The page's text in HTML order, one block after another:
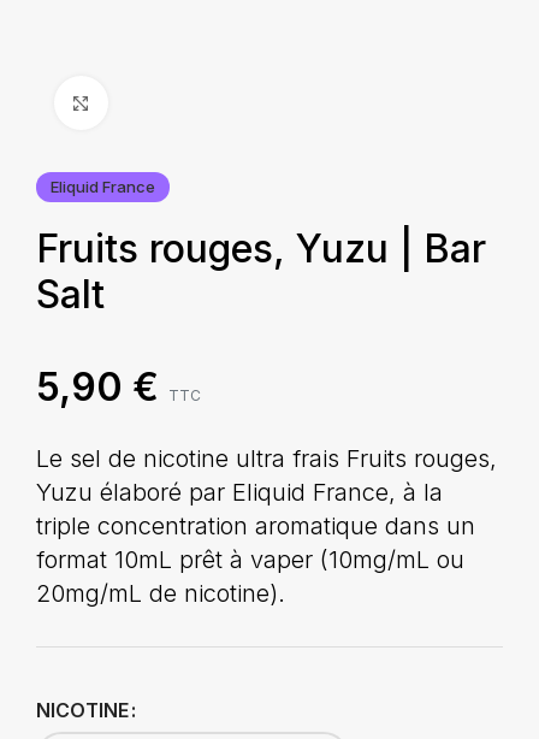
Eliquid France
Fruits rouges, Yuzu | Bar
Salt
5,90 € TTC
Le sel de nicotine ultra frais Fruits rouges,
Yuzu élaboré par Eliquid France, à la
triple concentration aromatique dans un
format 10mL prêt à vaper (10mg/mL ou
20mg/mL de nicotine).
NICOTINE